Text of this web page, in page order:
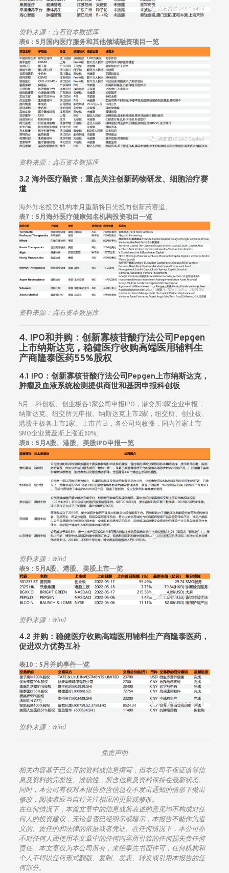
资料来源：点石资本数据库
表6：5月国内医疗服务和其他领域融资项目一览
资料来源：点石资本数据库
3.2 海外医疗融资： 重点关注创新药物研发、细胞治疗赛
道
海外知名投资机构本月重新将目光投向创新药赛道。
表7：5月海外医疗健康知名机构投资项目一览
资料来源：点石资本数据库
4. IPO和并购： 创新寡核苷酸疗法公司Pepgen
上市纳斯达克，稳健医疗收购高端医用辅料生
产商隆泰医药55%股权
4.1 IPO： 创新寡核苷酸疗法公司Pepgen上市纳斯达克，
肿瘤及血液系统检测提供商世和基因申报科创板
5月，科创板、创业板各1家公司申报IPO，港交所3家企业申报，
纳斯达克、纽交所无申报。纳斯达克上市2家，纽交所、创业板、
港股主板各上市1家。上市首日，各公司均收涨，国内首家上市
SMO企业普蕊斯上涨近60%。
表8：5月A股、港股、美股IPO申报一览
资料来源：Wind
表9：5月A股、港股、美股上市一览
资料来源：Wind
4.2 并购： 稳健医疗收购高端医用辅料生产商隆泰医药，
促进双方优势互补
表10： 5月并购事件一览
资料来源：Wind
免责声明
相关内容基于已公开的资料或信息撰写，但本公司不保证该等信
息及资料的完整性、准确性，所含信息及资料保持在最新状态。
同时，本公司有权对本报告所含信息在不发出通知的情形下做出
修改，阅读者应当自行关注相应的更新或修改。
在任何情况下，本篇文章中的信息或所表述的意见均不构成对任
何人的投资建议，无论是否已经明示或暗示，本报告不能作为道
义的、责任的和法律的依据或者凭证。在任何情况下，本公司亦
不对任何人因使用本文章中的任何内容所引致的任何损失负任何
责任。本文章仅为本公司所有，未经事先书面许可，任何机构和
个人不得以任何形式翻版、复制、发表、转发或引用本报告的任
何部分。